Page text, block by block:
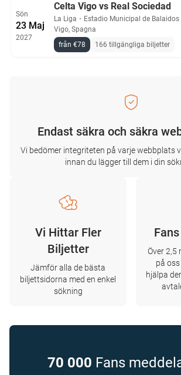
Sön
23 Maj
2027
Celta Vigo vs Real Sociedad
La Liga ・ Estadio Municipal de Balaidos
Vigo, Spagna
från €78
166 tillgängliga biljetter
Endast säkra och säkra
Vi bedömer integriteten på varje webbplats
innan du lägger till dem i din
Vi Hittar Fler
Biljetter
Jämför alla de bästa
biljettsidorna med en enkel
sökning
Över 2,5
på
hjälpa
70 000 Fans